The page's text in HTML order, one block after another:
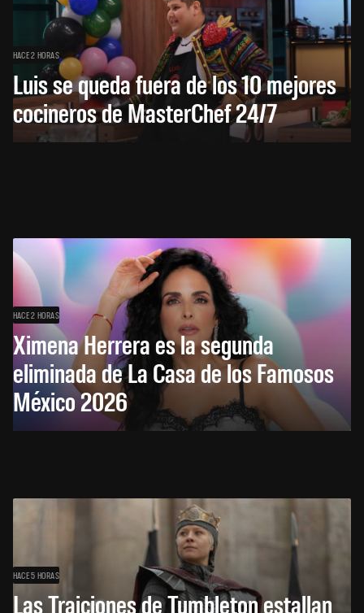
HACE 2 HORAS
Luis se queda fuera de los 10 mejores
cocineros de MasterChef 24/7
HACE 2 HORAS
Ximena Herrera es la segunda
eliminada de La Casa de los Famosos
México 2026
HACE 5 HORAS
Las Traiciones de Tumbleton estallan